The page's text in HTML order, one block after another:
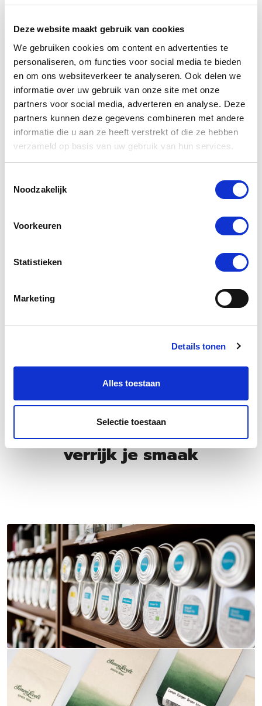
Deze website maakt gebruik van cookies
We gebruiken cookies om content en advertenties te
personaliseren, om functies voor social media te bieden
en om ons websiteverkeer te analyseren. Ook delen we
informatie over uw gebruik van onze site met onze
partners voor social media, adverteren en analyse. Deze
partners kunnen deze gegevens combineren met andere
informatie die u aan ze heeft verstrekt of die ze hebben
verzameld op basis van uw gebruik van hun services.
Noodzakelijk
Voorkeuren
Statistieken
Marketing
Details tonen
Alles toestaan
Selectie toestaan
Proef de wereld,
verrijk je smaak